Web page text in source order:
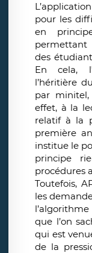
pour les
en
des
En cela,
l’héritière
par
effet, à la
relatif à la
première
institue le
principe
procédures
Toutefois,
les
que l’on
qui est
de la